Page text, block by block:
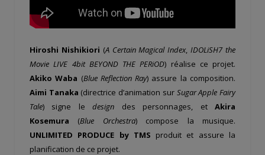
Hiroshi Nishikiori (A Certain Magical Index,IDOLiSH7 the
Movie LIVE 4bit BEYOND THE PERiOD) réalise ce projet.
Akiko Waba (Blue Reflection Ray) assure la composition.
Aimi Tanaka (directrice d’animation sur Sugar Apple Fairy
Tale) signe ledesign des personnages, etAkira
Kosemura (Blue Orchestra) compose la musique.
UNLIMITED PRODUCE by TMS produit et assure la
planification de ce projet.